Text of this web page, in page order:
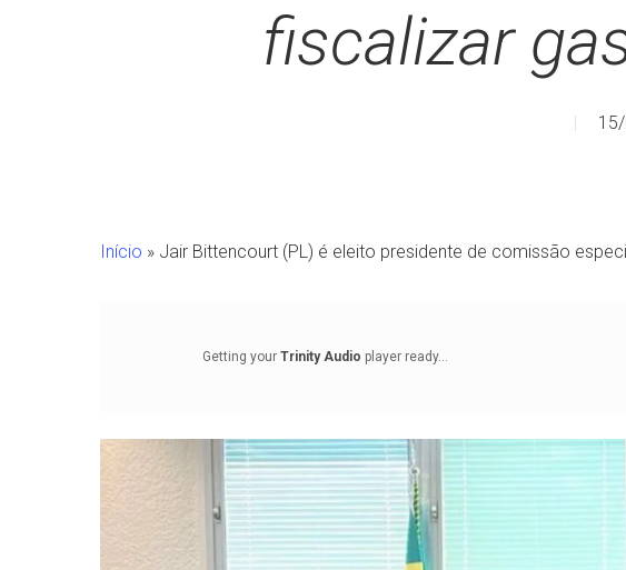
Pressione Enter para pesquisar ou ESC para fechar
fiscalizar
Início » Jair Bittencourt (PL) é eleito presidente de comissão
Getting your Trinity Audio player ready...